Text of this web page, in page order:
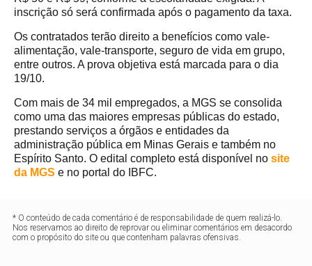
inscrição só será confirmada após o pagamento da taxa.
Os contratados terão direito a benefícios como vale-
alimentação, vale-transporte, seguro de vida em grupo,
entre outros. A prova objetiva está marcada para o dia
19/10.
Com mais de 34 mil empregados, a MGS se consolida
como uma das maiores empresas públicas do estado,
prestando serviços a órgãos e entidades da
administração pública em Minas Gerais e também no
Espírito Santo. O edital completo está disponível nosite
da MGS e no portal do IBFC.
* O conteúdo de cada comentário é de responsabilidade de quem realizá-lo.
Nos reservamos ao direito de reprovar ou eliminar comentários em desacordo
com o propósito do site ou que contenham palavras ofensivas.